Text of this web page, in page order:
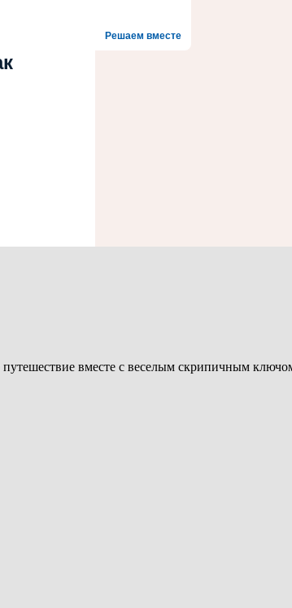
Решаем вместе
путешествие вместе с веселым скрипичным